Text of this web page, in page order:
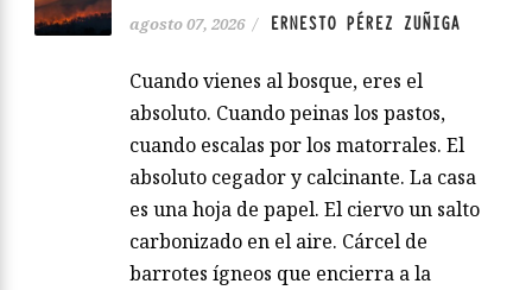
agosto 07, 2026 / ERNESTO PÉREZ ZUÑIGA
Cuando vienes al bosque, eres el
absoluto. Cuando peinas los pastos,
cuando escalas por los matorrales. El
absoluto cegador y calcinante. La casa
es una hoja de papel. El ciervo un salto
carbonizado en el aire. Cárcel de
barrotes ígneos que encierra a la